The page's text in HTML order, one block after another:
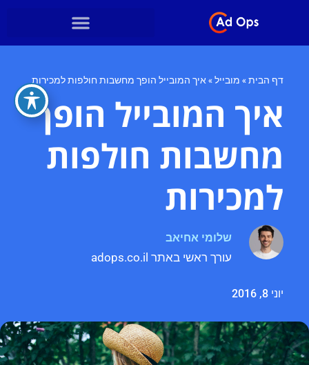
דף הבית» מובייל»איך המובייל הופך מחשבות חולפות למכירות
איך המובייל הופך
מחשבות חולפות
למכירות
שלומי אחיאב
עורך ראשי באתר adops.co.il
יוני 8, 2016